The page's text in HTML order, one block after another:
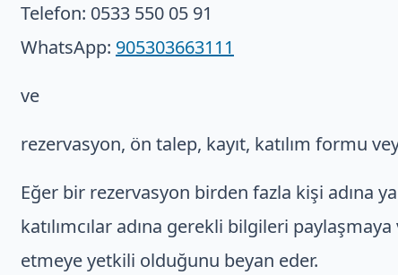
Telefon: 0533 550 05 91
WhatsApp: 905303663111
ve
rezervasyon, ön talep, kayıt, katılım formu
Eğer bir rezervasyon birden fazla kişi adına
katılımcılar adına gerekli bilgileri
etmeye yetkili olduğunu beyan eder.